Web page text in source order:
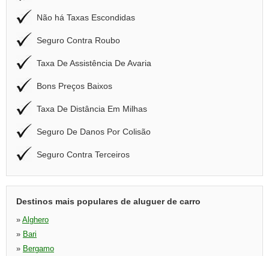
Não há Taxas Escondidas
Seguro Contra Roubo
Taxa De Assistência De Avaria
Bons Preços Baixos
Taxa De Distância Em Milhas
Seguro De Danos Por Colisão
Seguro Contra Terceiros
Destinos mais populares de aluguer de carro
» Alghero
» Bari
» Bergamo